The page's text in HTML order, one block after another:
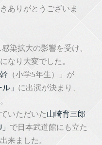
ありがとうございま
染拡大の影響を受け、
なり大変でした。
（小学5年生）」が
」 に出演が決まり、
いただいた山崎育三郎
で日本武道館にも立た
来ました。